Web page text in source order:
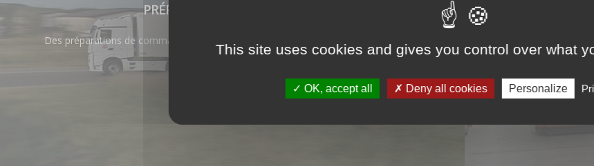
PRÉPARATION DE COMMANDE
Des préparations de commandes précises et rapides qui répondent à vos impératifs La
This site uses cookies and gives you control over what
OK, accept all Deny all cookies Personalize